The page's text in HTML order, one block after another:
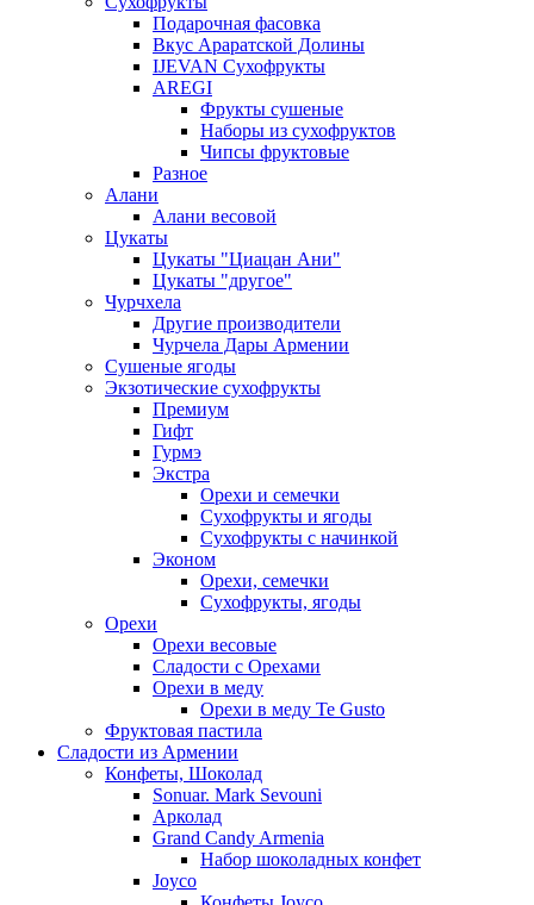
Подарочная фасовка
Вкус Араратской Долины
IJEVAN Сухофрукты
AREGI
Фрукты сушеные
Наборы из сухофруктов
Чипсы фруктовые
Разное
Алани
Алани весовой
Цукаты
Цукаты "Циацан Ани"
Цукаты "другое"
Чурчхела
Другие производители
Чурчела Дары Армении
Сушеные ягоды
Экзотические сухофрукты
Премиум
Гифт
Гурмэ
Экстра
Орехи и семечки
Сухофрукты и ягоды
Сухофрукты с начинкой
Эконом
Орехи, семечки
Сухофрукты, ягоды
Орехи
Орехи весовые
Сладости с Орехами
Орехи в меду
Орехи в меду Te Gusto
Фруктовая пастила
Сладости из Армении
Конфеты, Шоколад
Sonuar. Mark Sevouni
Арколад
Grand Candy Armenia
Набор шоколадных конфет
Joyco